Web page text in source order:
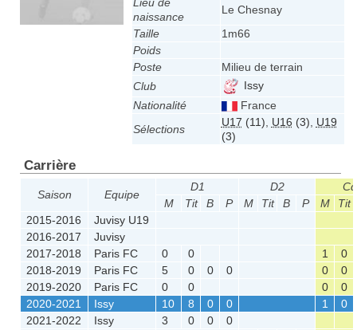
Lieu de
naissance
Le Chesnay
Taille
1m66
Poids
Poste
Milieu de terrain
Club
Issy
Nationalité
France
Sélections
U17 (11), U16 (3), U19
(3)
Carrière
Saison Equipe
D1 D2
M
Tit B P M Tit B P M
Tit
2015-2016
Juvisy U19
2016-2017
Juvisy
2017-2018
Paris FC 0 0 1
0
2018-2019
Paris FC 5 0 0 0 0
0
2019-2020
Paris FC 0 0 0
0
2020-2021
Issy 10 8 0 0 1
0
2021-2022
Issy 3 0 0
0